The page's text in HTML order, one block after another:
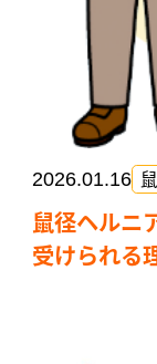
2026.01.16
鼠径ヘルニ
受けられる